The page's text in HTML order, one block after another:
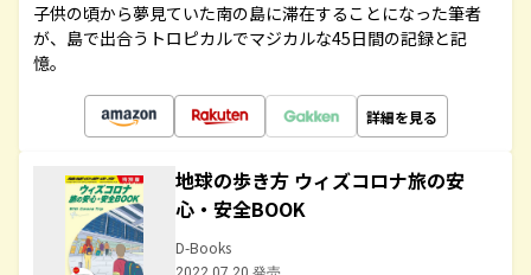
子供の頃から夢見ていた南の島に滞在することになった筆者
が、島で出合うトロピカルでマジカルな45日間の記録と記
憶。
詳細を見る
地球の歩き方 ウィズコロナ旅の安
心・安全BOOK
D-Books